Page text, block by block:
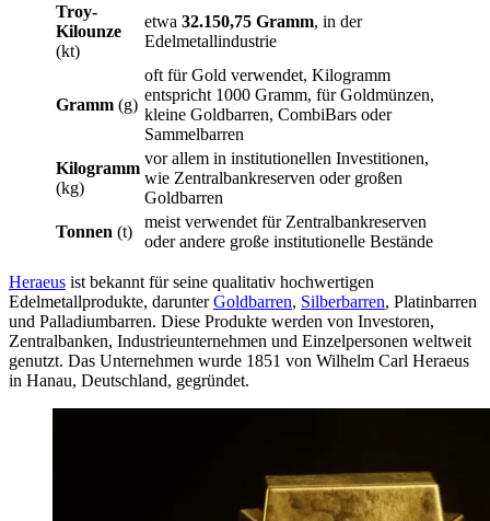
Troy-
Kilounze
(kt)
etwa 32.150,75 Gramm, in der
Edelmetallindustrie
Gramm (g)
oft für Gold verwendet, Kilogramm
entspricht 1000 Gramm, für Goldmünzen,
kleine Goldbarren, CombiBars oder
Sammelbarren
Kilogramm
(kg)
vor allem in institutionellen Investitionen,
wie Zentralbankreserven oder großen
Goldbarren
Tonnen (t)
meist verwendet für Zentralbankreserven
oder andere große institutionelle Bestände
Heraeus ist bekannt für seine qualitativ hochwertigen
Edelmetallprodukte, darunterGoldbarren, Silberbarren, Platinbarren
und Palladiumbarren. Diese Produkte werden von Investoren,
Zentralbanken, Industrieunternehmen und Einzelpersonen weltweit
genutzt. Das Unternehmen wurde 1851 von Wilhelm Carl Heraeus
in Hanau, Deutschland, gegründet.